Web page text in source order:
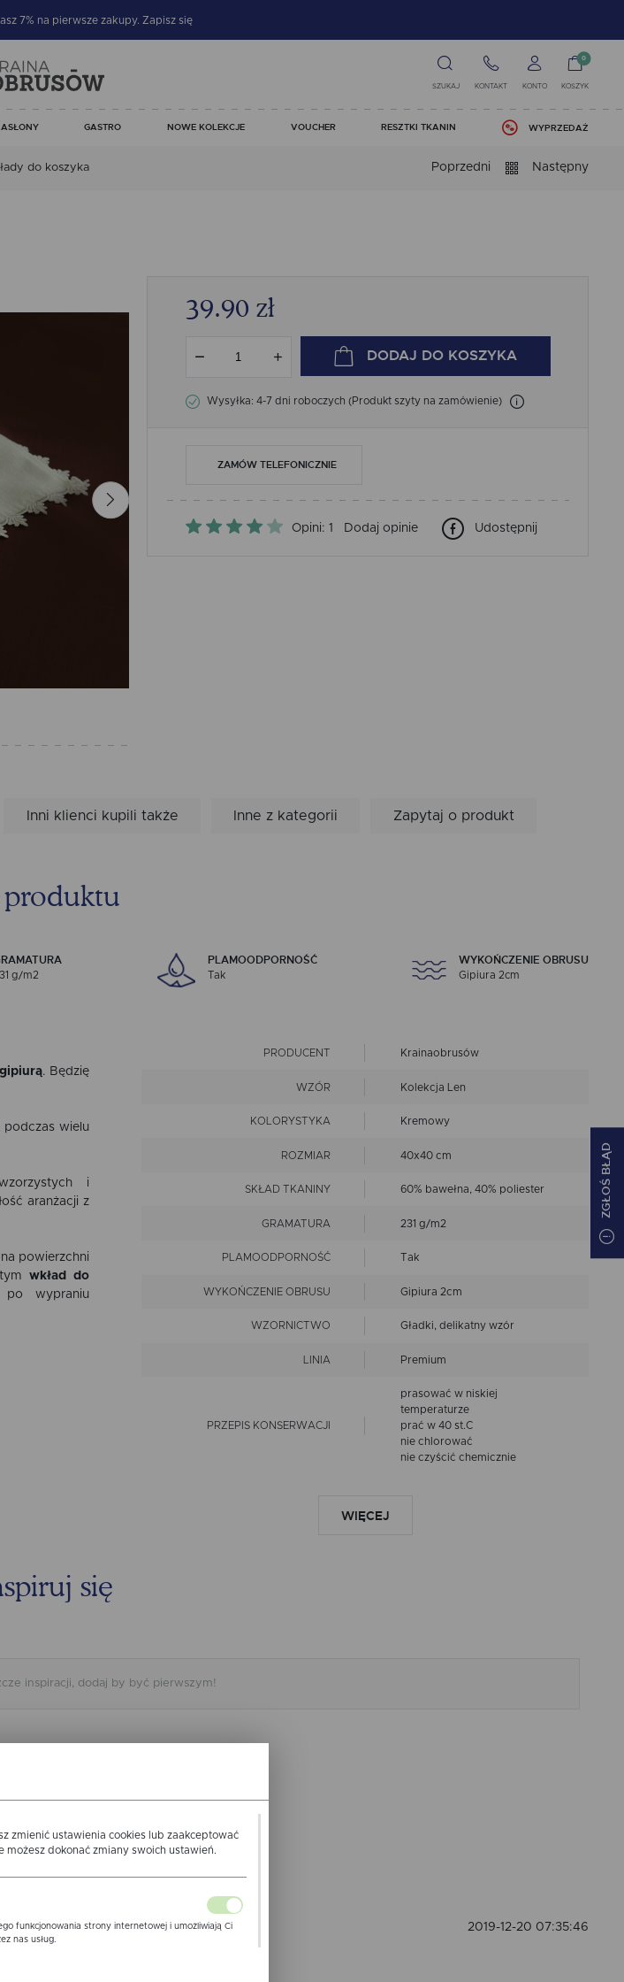
7% na pierwsze zakupy. Zapisz się
SZUKAJ KONTAKT KONTO
0
KOSZYK
GASTRO NOWE KOLEKCJE VOUCHER RESZTKI TKANIN WYPRZEDAŻ
do koszyka Poprzedni Następny
39.90 zł
DODAJ DO KOSZYKA
Wysyłka: 4-7 dni roboczych (Produkt szyty na zamówienie)
ZAMÓW TELEFONICZNIE
Opini: 1 Dodaj opinie Udostępnij
Inni klienci kupili także Inne z kategorii Zapytaj o produkt
produktu
g/m2
PLAMOODPORNOŚĆ
Tak
WYKOŃCZENIE OBRUSU
Gipiura 2cm
gipiurą. Będzię
podczas wielu
i
aranżacji z
powierzchni
tymwkład do
wypraniu
PRODUCENT Krainaobrusów
WZÓR Kolekcja Len
KOLORYSTYKA Kremowy
ROZMIAR 40x40 cm
SKŁAD TKANINY 60% bawełna, 40% poliester
GRAMATURA 231 g/m2
PLAMOODPORNOŚĆ Tak
WYKOŃCZENIE OBRUSU Gipiura 2cm
WZORNICTWO Gładki, delikatny wzór
LINIA Premium
PRZEPIS KONSERWACJI
prasować w niskiej
temperaturze
prać w 40 st.C
nie chlorować
nie czyścić chemicznie
WIĘCEJ
się
inspiracji, dodaj by być pierwszym!
INSPIRACJĘ
produkcie
2019-12-20 07:35:46
ZGŁOŚ BŁĄD
zmienić ustawienia cookies lub zaakceptować
dokonać zmiany swoich ustawień.
funkcjonowania strony internetowej i umożliwiają Ci
nas usług.
wypełniania formularzy. Dzięki plikom cookies